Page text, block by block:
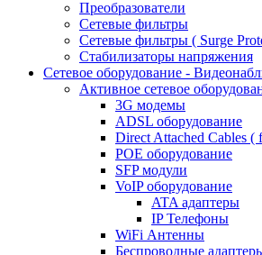
Преобразователи
Сетевые фильтры
Сетевые фильтры ( Surge
Стабилизаторы напряжения
Сетевое оборудование -
Активное сетевое
3G модемы
ADSL оборудование
Direct Attached Cables (
POE оборудование
SFP модули
VoIP оборудование
ATA адаптеры
IP Телефоны
WiFi Антенны
Беспроводные